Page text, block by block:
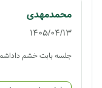
محمدمهدی
1405/04/13
جلسه بابت خشم